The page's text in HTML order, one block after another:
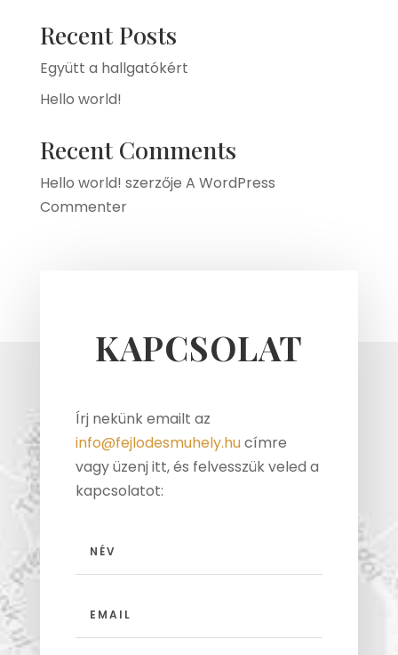
Recent Posts
Együtt a hallgatókért
Hello world!
Recent Comments
Hello world! szerzője A WordPress
Commenter
KAPCSOLAT
Írj nekünk emailt az
info@fejlodesmuhely.hucímre
vagy üzenj itt, és felvesszük veled a
kapcsolatot: